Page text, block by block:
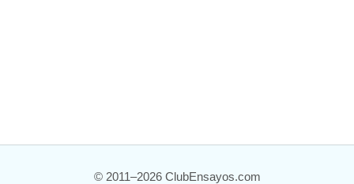
© 2011–2026 ClubEnsayos.com